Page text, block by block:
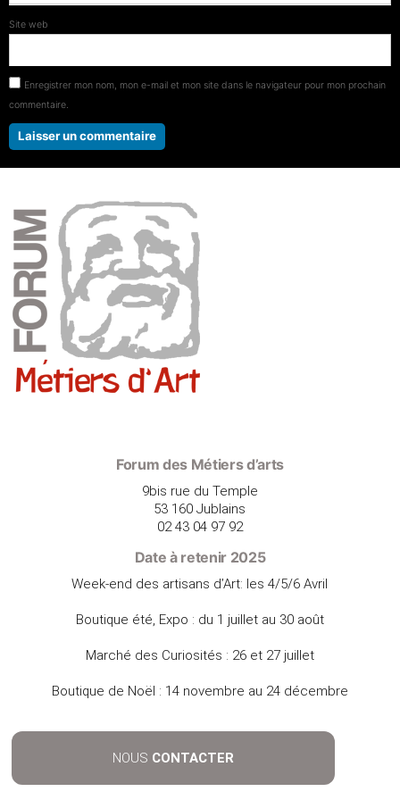
Site web
Enregistrer mon nom, mon e-mail et mon site dans le navigateur pour mon prochain
commentaire.
Forum des Métiers d’arts
9bis rue du Temple
53 160 Jublains
02 43 04 97 92
Date à retenir 2025
Week-end des artisans d’Art: les 4/5/6 Avril
Boutique été, Expo : du 1 juillet au 30 août
Marché des Curiosités : 26 et 27 juillet
Boutique de Noël : 14 novembre au 24 décembre
NOUS CONTACTER